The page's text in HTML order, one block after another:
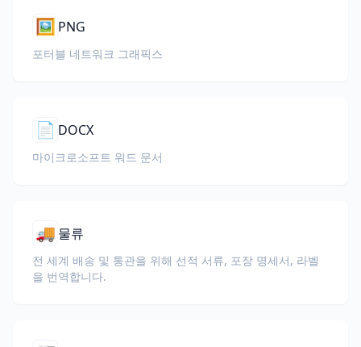
🖼️ PNG
포터블 네트워크 그래픽스
📄 DOCX
마이크로소프트 워드 문서
🚚 물류
전 세계 배송 및 통관을 위해 선적 서류, 포장 명세서, 라벨
을 번역합니다.